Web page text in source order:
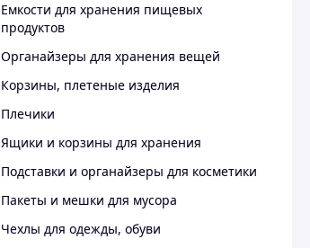
Емкости для хранения пищевых
продуктов
Органайзеры для хранения вещей
Корзины, плетеные изделия
Плечики
Ящики и корзины для хранения
Подставки и органайзеры для косметики
Пакеты и мешки для мусора
Чехлы для одежды, обуви